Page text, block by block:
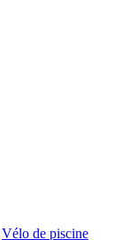
Vélo de piscine